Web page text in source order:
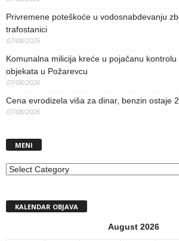
Privremene poteškoće u vodosnabdevanju
trafostanici
07/08/2026
Komunalna milicija kreće u pojačanu kontrolu
objekata u Požarevcu
07/08/2026
Cena evrodizela viša za dinar, benzin ostaje
07/08/2026
MENI
MENI
KALENDAR OBJAVA
August 2026